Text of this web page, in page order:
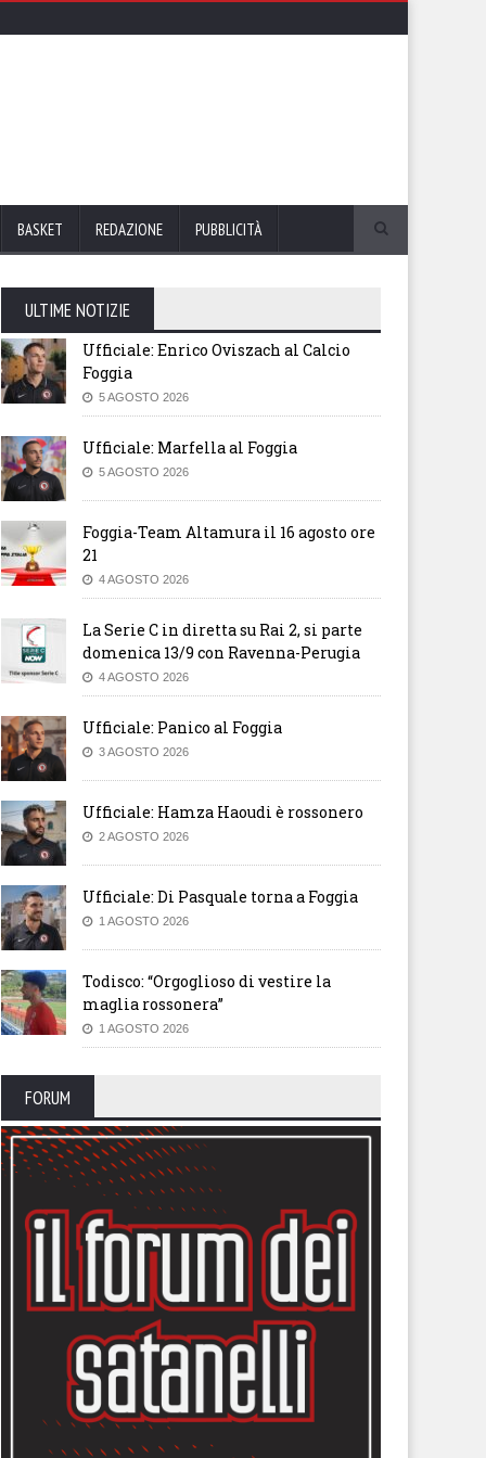
BASKET REDAZIONE PUBBLICITÀ
ULTIME NOTIZIE
Ufficiale: Enrico Oviszach al Calcio
Foggia
5 AGOSTO 2026
Ufficiale: Marfella al Foggia
5 AGOSTO 2026
Foggia-Team Altamura il 16 agosto ore
21
4 AGOSTO 2026
La Serie C in diretta su Rai 2, si parte
domenica 13/9 con Ravenna-Perugia
4 AGOSTO 2026
Ufficiale: Panico al Foggia
3 AGOSTO 2026
Ufficiale: Hamza Haoudi è rossonero
2 AGOSTO 2026
Ufficiale: Di Pasquale torna a Foggia
1 AGOSTO 2026
Todisco: “Orgoglioso di vestire la
maglia rossonera”
1 AGOSTO 2026
FORUM